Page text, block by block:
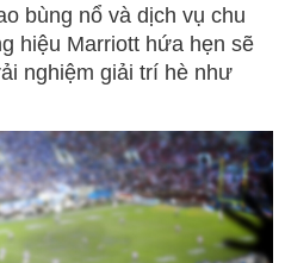
bùng nổ và dịch vụ chu
hiệu Marriott hứa hẹn sẽ
nghiệm giải trí hè như